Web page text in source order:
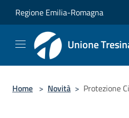
Regione Emilia-Romagna
Unione
Home > Novità > Protezione